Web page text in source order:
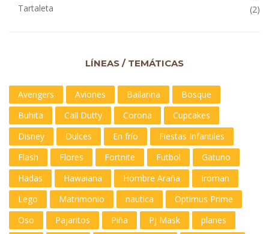
Tartaleta
(2)
LÍNEAS / TEMÁTICAS
Avengers Aviones Bailarina
Bosque
Buhita
Call Dutty Corona
Cupcakes
Disney
Dulces En frío
Fiestas Infantiles
Flash
Flores Fortnite Futbol
Gatuno
Hadas
Hawaiana Hombre Araña
Iroman
Lego
Matrimonio nautica
Optimus Prime
Oso
Pajaritos Piña Pj Mask
planes